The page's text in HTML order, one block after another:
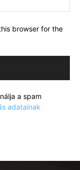
browser for the
a spam
adatainak